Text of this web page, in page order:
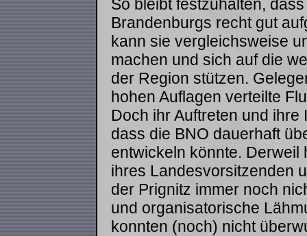
So bleibt festzuhalten,
Brandenburgs recht gut
kann sie vergleichsweise
machen und sich auf die
der Region stützen.
hohen Auflagen verteilte
Doch ihr Auftreten und
dass die BNO dauerhaft
entwickeln könnte. Derweil
ihres Landesvorsitzenden
der Prignitz immer noch
und organisatorische
konnten (noch) nicht